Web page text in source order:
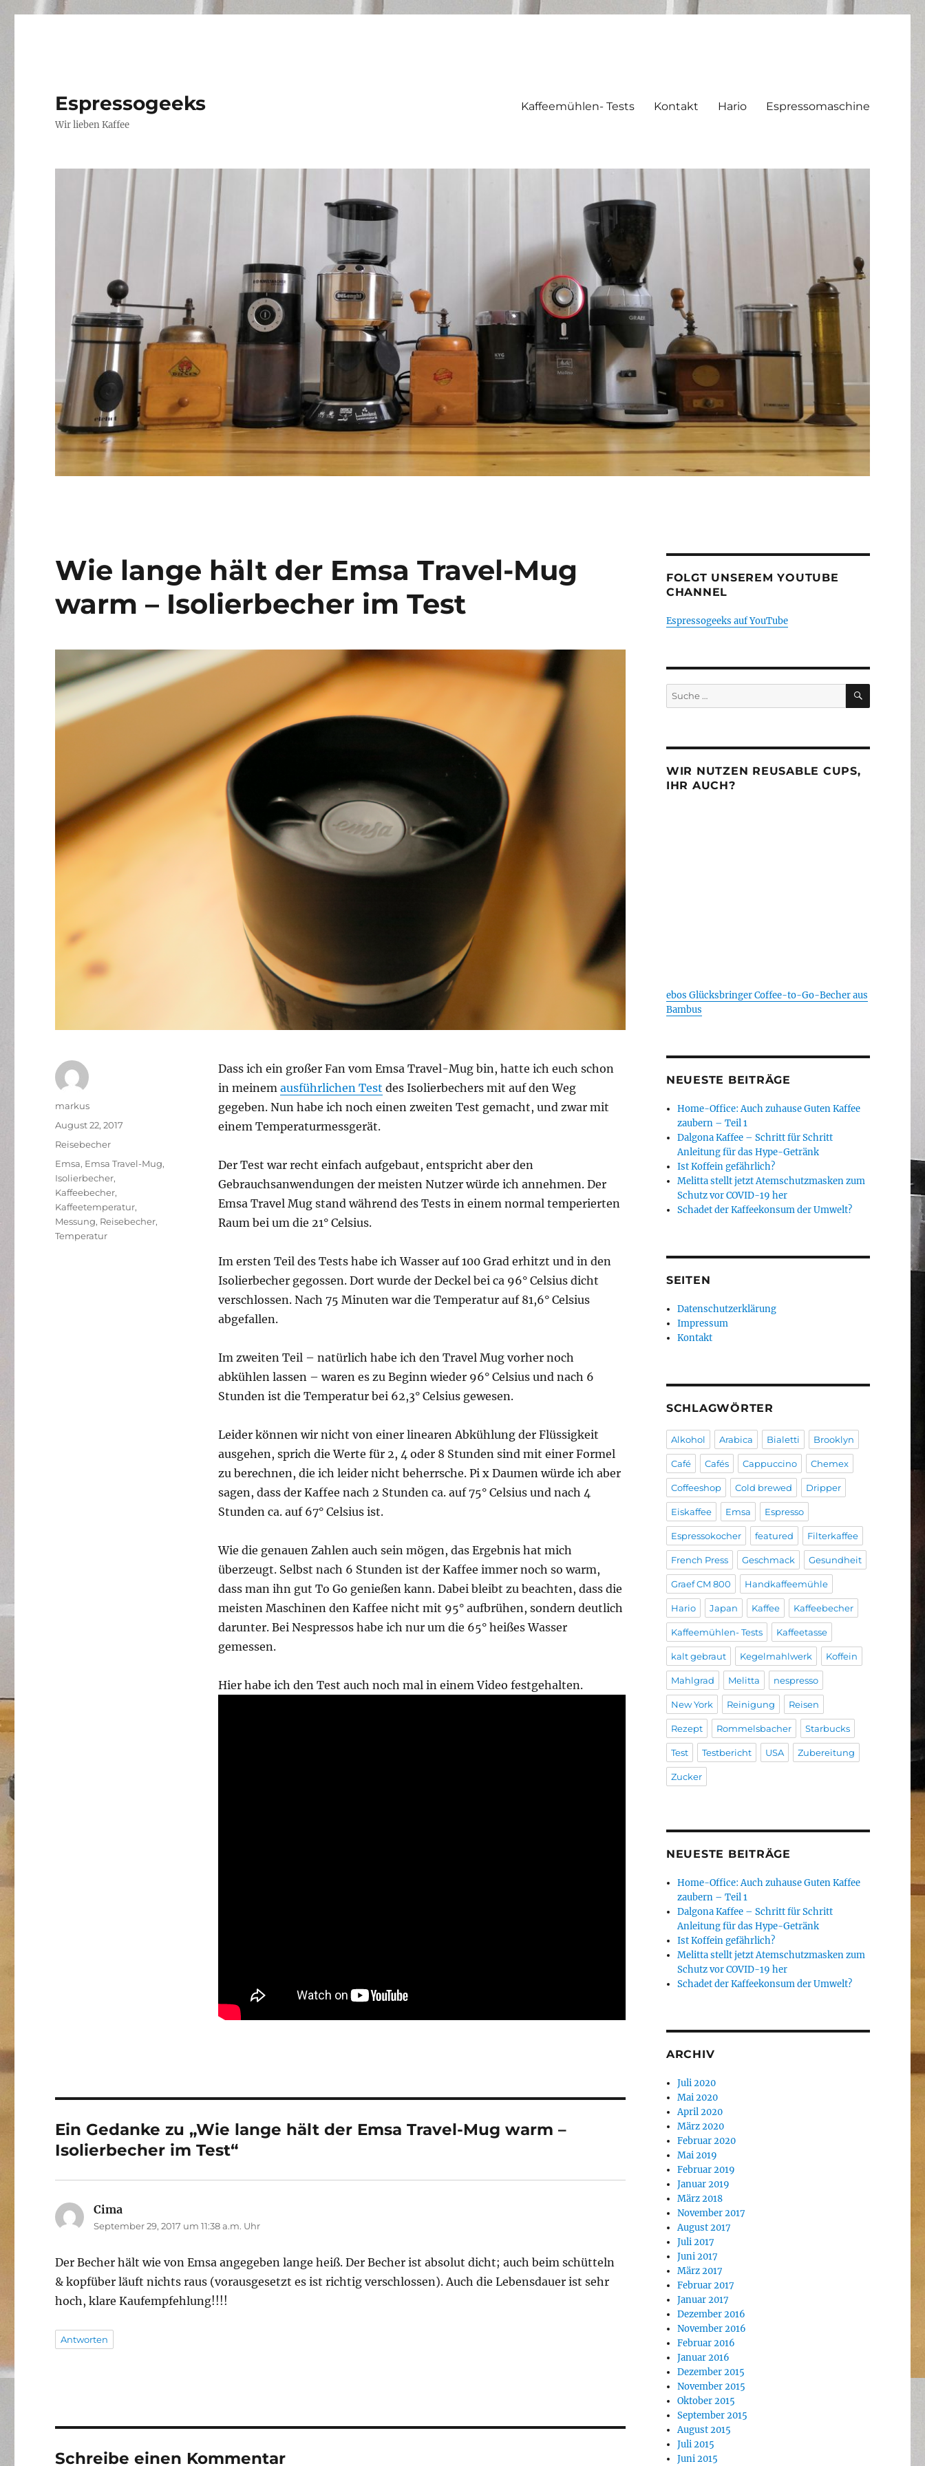
Espressogeeks
Wir lieben Kaffee
Kaffeemühlen- Tests Kontakt Hario Espressomaschine
Wie lange hält der Emsa Travel-Mug
warm – Isolierbecher im Test
Dass ich ein großer Fan vom Emsa Travel-Mug bin, hatte ich euch schon
in meinem ausführlichen Test des Isolierbechers mit auf den Weg
gegeben. Nun habe ich noch einen zweiten Test gemacht, und zwar mit
einem Temperaturmessgerät.
Der Test war recht einfach aufgebaut, entspricht aber den
Gebrauchsanwendungen der meisten Nutzer würde ich annehmen. Der
Emsa Travel Mug stand während des Tests in einem normal temperierten
Raum bei um die 21° Celsius.
Im ersten Teil des Tests habe ich Wasser auf 100 Grad erhitzt und in den
Isolierbecher gegossen. Dort wurde der Deckel bei ca 96° Celsius dicht
verschlossen. Nach 75 Minuten war die Temperatur auf 81,6° Celsius
abgefallen.
Im zweiten Teil – natürlich habe ich den Travel Mug vorher noch
abkühlen lassen – waren es zu Beginn wieder 96° Celsius und nach 6
Stunden ist die Temperatur bei 62,3° Celsius gewesen.
Leider können wir nicht von einer linearen Abkühlung der Flüssigkeit
ausgehen, sprich die Werte für 2, 4 oder 8 Stunden sind mit einer Formel
zu berechnen, die ich leider nicht beherrsche. Pi x Daumen würde ich aber
sagen, dass der Kaffee nach 2 Stunden ca. auf 75° Celsius und nach 4
Stunden ca. auf 67° Celsius ist.
Wie die genauen Zahlen auch sein mögen, das Ergebnis hat mich
überzeugt. Selbst nach 6 Stunden ist der Kaffee immer noch so warm,
dass man ihn gut To Go genießen kann. Dabei bleibt zu beachten, dass die
meisten Maschinen den Kaffee nicht mit 95° aufbrühen, sondern deutlich
darunter. Bei Nespressos habe ich nur um die 65° heißes Wasser
gemessen.
Hier habe ich den Test auch noch mal in einem Video festgehalten.
Autor
markus
Veröffentlicht
am
August 22, 2017
Kategorien
Reisebecher
Schlagwörter
Emsa, Emsa Travel-Mug,
Isolierbecher,
Kaffeebecher,
Kaffeetemperatur,
Messung, Reisebecher,
Temperatur
Ein Gedanke zu „Wie lange hält der Emsa Travel-Mug warm –
Isolierbecher im Test“
Cima
September 29, 2017 um 11:38 a.m. Uhr
Der Becher hält wie von Emsa angegeben lange heiß. Der Becher ist absolut dicht; auch beim schütteln
& kopfüber läuft nichts raus (vorausgesetzt es ist richtig verschlossen). Auch die Lebensdauer ist sehr
hoch, klare Kaufempfehlung!!!!
Antworten
Schreibe einen Kommentar
FOLGT UNSEREM YOUTUBE
CHANNEL
Espressogeeks auf YouTube
Suche
nach:
SUCHEN
WIR NUTZEN REUSABLE CUPS,
IHR AUCH?
ebos Glücksbringer Coffee-to-Go-Becher aus
Bambus
NEUESTE BEITRÄGE
Home-Office: Auch zuhause Guten Kaffee
zaubern – Teil 1
Dalgona Kaffee – Schritt für Schritt
Anleitung für das Hype-Getränk
Ist Koffein gefährlich?
Melitta stellt jetzt Atemschutzmasken zum
Schutz vor COVID-19 her
Schadet der Kaffeekonsum der Umwelt?
SEITEN
Datenschutzerklärung
Impressum
Kontakt
SCHLAGWÖRTER
Alkohol Arabica Bialetti Brooklyn
Café Cafés Cappuccino Chemex
Coffeeshop Cold brewed Dripper
Eiskaffee Emsa Espresso
Espressokocher featured Filterkaffee
French Press Geschmack Gesundheit
Graef CM 800 Handkaffeemühle
Hario Japan Kaffee Kaffeebecher
Kaffeemühlen- Tests Kaffeetasse
kalt gebraut Kegelmahlwerk Koffein
Mahlgrad Melitta nespresso
New York Reinigung Reisen
Rezept Rommelsbacher Starbucks
Test Testbericht USA Zubereitung
Zucker
NEUESTE BEITRÄGE
Home-Office: Auch zuhause Guten Kaffee
zaubern – Teil 1
Dalgona Kaffee – Schritt für Schritt
Anleitung für das Hype-Getränk
Ist Koffein gefährlich?
Melitta stellt jetzt Atemschutzmasken zum
Schutz vor COVID-19 her
Schadet der Kaffeekonsum der Umwelt?
ARCHIV
Juli 2020
Mai 2020
April 2020
März 2020
Februar 2020
Mai 2019
Februar 2019
Januar 2019
März 2018
November 2017
August 2017
Juli 2017
Juni 2017
März 2017
Februar 2017
Januar 2017
Dezember 2016
November 2016
Februar 2016
Januar 2016
Dezember 2015
November 2015
Oktober 2015
September 2015
August 2015
Juli 2015
Juni 2015